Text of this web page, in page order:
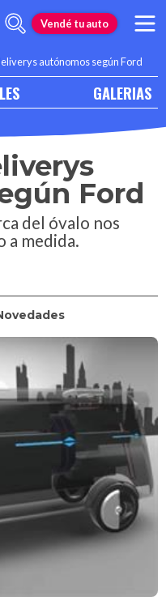
Vendé tu auto
autónomos según Ford
GALERIAS
Ford
del óvalo nos
a medida.